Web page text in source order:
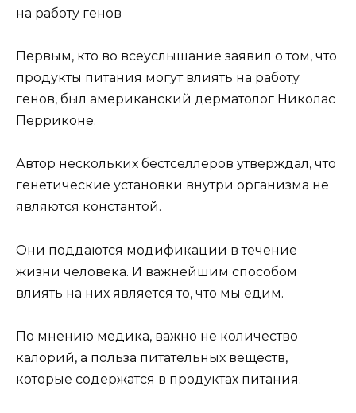
на работу генов
Первым, кто во всеуслышание заявил о том, что
продукты питания могут влиять на работу
генов, был американский дерматолог Николас
Перриконе.
Автор нескольких бестселлеров утверждал, что
генетические установки внутри организма не
являются константой.
Они поддаются модификации в течение
жизни человека. И важнейшим способом
влиять на них является то, что мы едим.
По мнению медика, важно не количество
калорий, а польза питательных веществ,
которые содержатся в продуктах питания.